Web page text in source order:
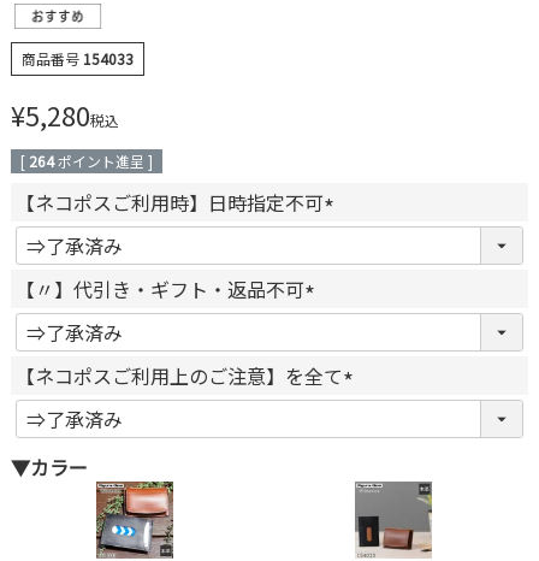
商品番号 154033
¥5,280税込
[ 264ポイント進呈 ]
【ネコポスご利用時】日時指定不可
必
【〃】代引き・ギフト・返品不可
必
須
【ネコポスご利用上のご注意】を全て
必
▼カラー